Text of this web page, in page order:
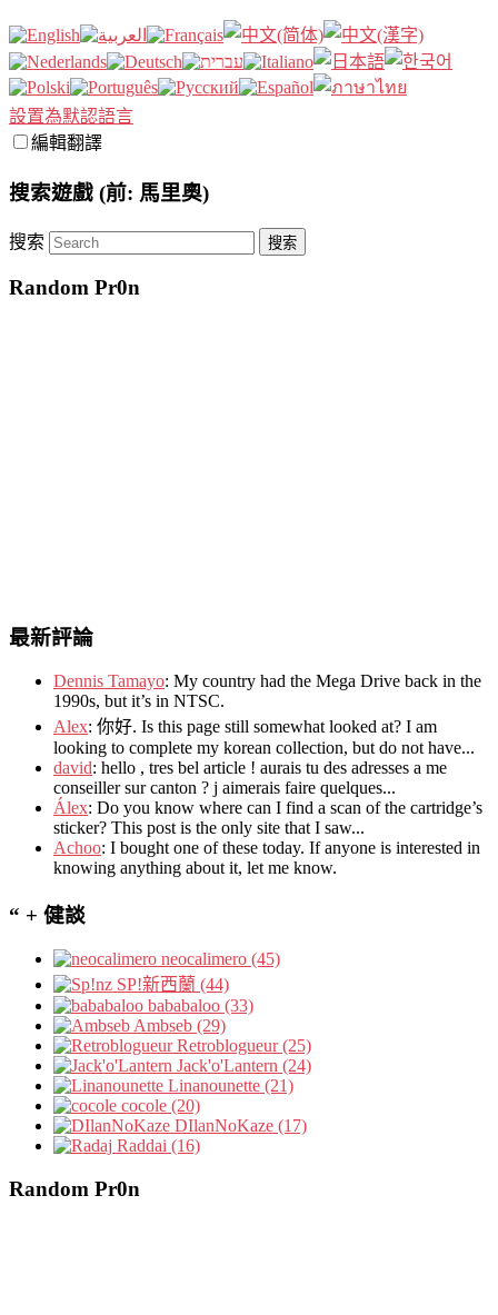
設置為默認語言
編輯翻譯
搜索遊戲 (前: 馬里奧)
搜索
Random Pr0n
最新評論
Dennis Tamayo: My country had the Mega Drive back in the
1990s, but it’s in NTSC.
Alex: 你好. Is this page still somewhat looked at? I am
looking to complete my korean collection, but do not have...
david: hello , tres bel article ! aurais tu des adresses a me
conseiller sur canton ? j aimerais faire quelques...
Álex: Do you know where can I find a scan of the cartridge’s
sticker? This post is the only site that I saw...
Achoo: I bought one of these today. If anyone is interested in
knowing anything about it, let me know.
“ + 健談
neocalimero (45)
SP!新西蘭 (44)
bababaloo (33)
Ambseb (29)
Retroblogueur (25)
Jack'o'Lantern (24)
Linanounette (21)
cocole (20)
DIlanNoKaze (17)
Raddai (16)
Random Pr0n